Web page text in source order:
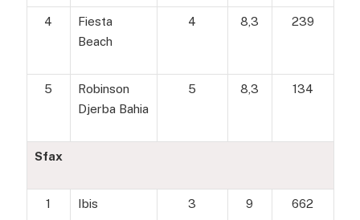
4
Fiesta
Beach
4 8,3 239
5
Robinson
Djerba Bahia
5 8,3 134
Sfax
1 Ibis 3 9 662